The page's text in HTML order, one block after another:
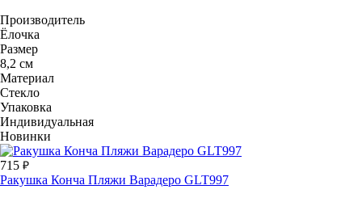
Производитель
Ёлочка
Размер
8,2 см
Материал
Стекло
Упаковка
Индивидуальная
Новинки
715
Ракушка Конча Пляжи Варадеро GLT997